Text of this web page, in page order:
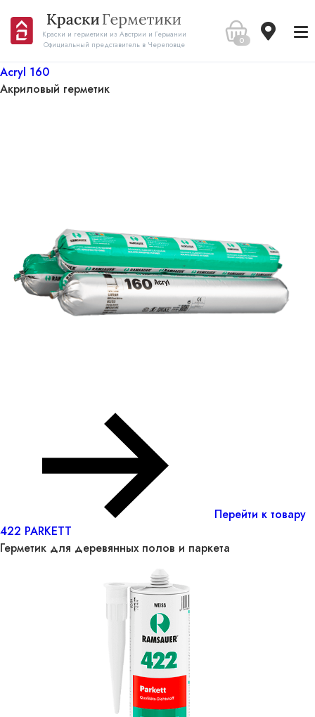
Краски и герметики из Австрии и Германии
Официальный представитель в Череповце
0
Acryl 160
Акриловый герметик
Перейти к товару
422 PARKETT
Герметик для деревянных полов и паркета